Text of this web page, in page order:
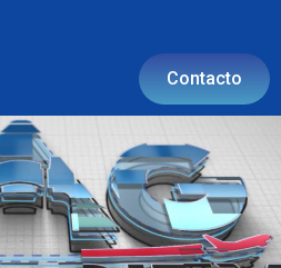
Contacto